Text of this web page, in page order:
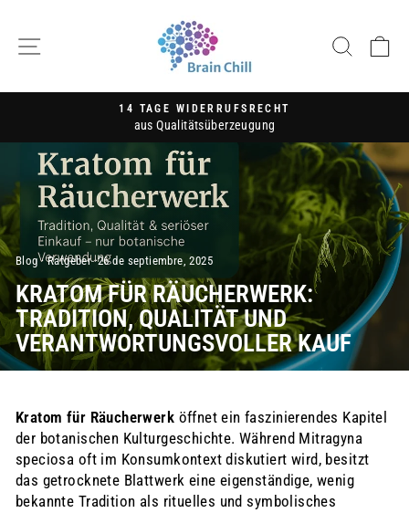
diapositivas
14 TAGE WIDERRUFSRECHT
aus Qualitätsüberzeugung
Blog·Ratgeber·26 de septiembre, 2025
KRATOM FÜR RÄUCHERWERK:
TRADITION, QUALITÄT UND
VERANTWORTUNGSVOLLER KAUF
Kratom für Räucherwerk öffnet ein faszinierendes Kapitel
der botanischen Kulturgeschichte. Während Mitragyna
speciosa oft im Konsumkontext diskutiert wird, besitzt
das getrocknete Blattwerk eine eigenständige, wenig
bekannte Tradition als rituelles und symbolisches